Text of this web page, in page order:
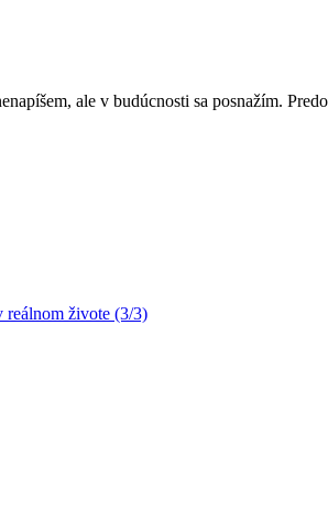
ale v budúcnosti sa posnažím.
reálnom živote (3/3)